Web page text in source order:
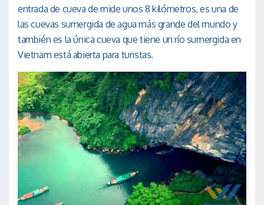
entrada de cueva de mide unos 8 kilómetros, es una de
las cuevas sumergida de agua más grande del mundo y
también es la única cueva que tiene un río sumergida en
Vietnam está abierta para turistas.